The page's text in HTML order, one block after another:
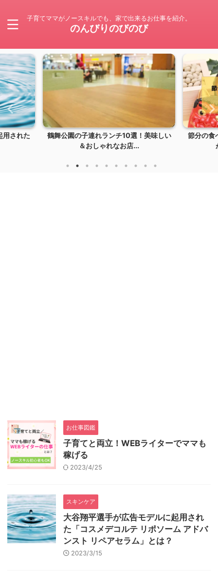
子育てママがノースキルでも、家で出来るお仕事を紹介。
のんびりのびのび
用された
鶴舞公園の子連れランチ10選！美味しい
＆おしゃれなお店...
節分の食
お仕事図鑑
子育てと両立！WEBライターでママも
稼げる
2023/4/25
スキンケア
大谷翔平選手が広告モデルに起用され
た「コスメデコルテ リポソーム アドバ
ンスト リペアセラム」とは？
2023/3/15